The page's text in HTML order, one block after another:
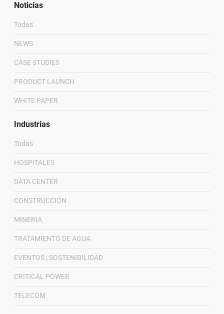
Noticias
Todas
NEWS
CASE STUDIES
PRODUCT LAUNCH
WHITE PAPER
Industrias
Todas
HOSPITALES
DATA CENTER
CONSTRUCCIÓN
MINERIA
TRATAMIENTO DE AGUA
EVENTOS | SOSTENIBILIDAD
CRITICAL POWER
TELECOM